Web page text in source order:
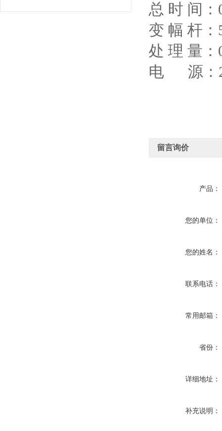
总 时 间
变 幅 杆：
处 理 量：
电 源：
留言询价
产品：
您的单位：
您的姓名：
联系电话：
常用邮箱：
省份：
详细地址：
补充说明：